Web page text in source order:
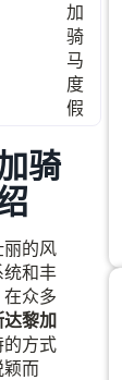
加
骑
马
度
假
骑
的风
统和丰
众多
黎加
的方式
颖而